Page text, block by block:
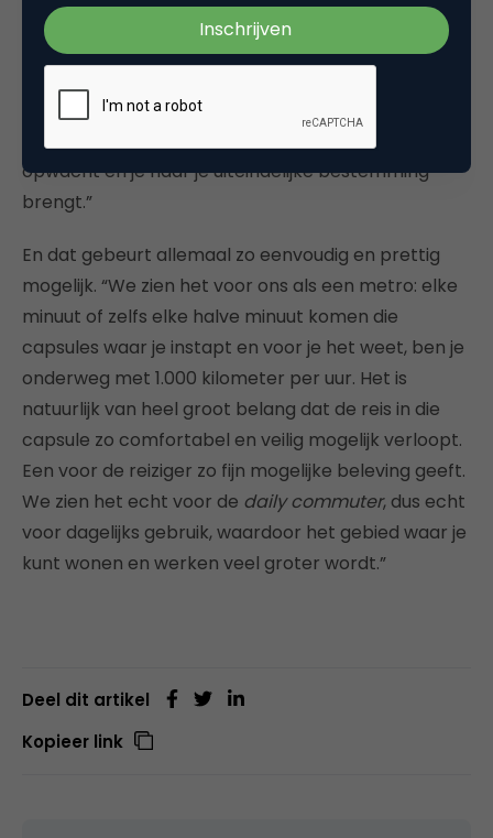
continent. Wij zien een goede interactie tussen de
hyperloop en de zelfrijdende auto. Dat de auto jou in
brengt die jou bijvoorbeeld naar Brussel brengt en
opwacht en je naar je uiteindelijke bestemming
brengt.”
En dat gebeurt allemaal zo eenvoudig en prettig
mogelijk. “We zien het voor ons als een metro: elke
minuut of zelfs elke halve minuut komen die
capsules waar je instapt en voor je het weet, ben je
onderweg met 1.000 kilometer per uur. Het is
natuurlijk van heel groot belang dat de reis in die
capsule zo comfortabel en veilig mogelijk verloopt.
Een voor de reiziger zo fijn mogelijke beleving geeft.
We zien het echt voor de daily commuter, dus echt
voor dagelijks gebruik, waardoor het gebied waar je
kunt wonen en werken veel groter wordt.”
Deel dit artikel
Kopieer link